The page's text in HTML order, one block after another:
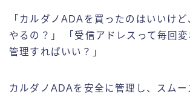
「カルダノADAを買ったのはいいけど
やるの？」 「受信アドレスって毎回変
管理すればいい？」
カルダノADAを安全に管理し、スムー